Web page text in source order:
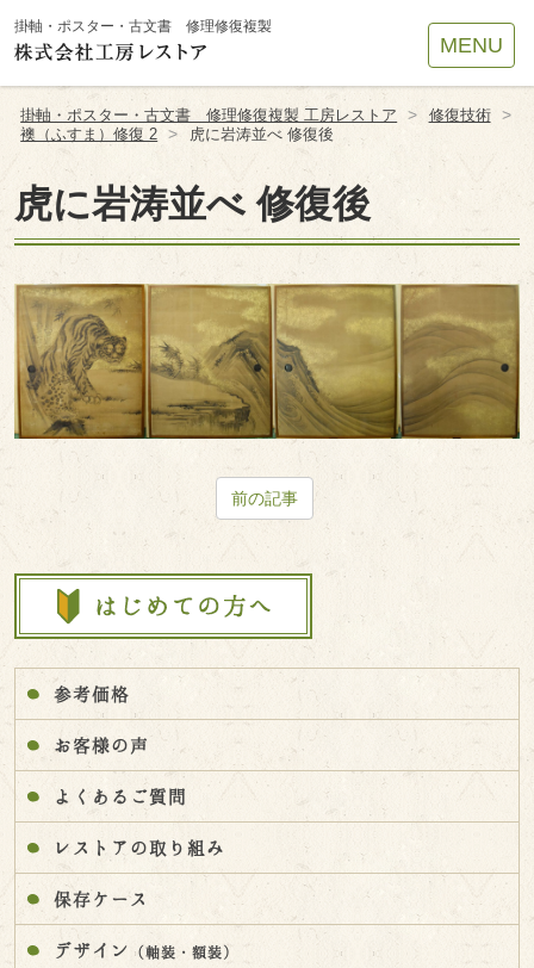
掛軸・ポスター・古文書 修理修復複製
MENU
掛軸・ポスター・古文書 修理修復複製 工房レストア > 修復技術 >
襖（ふすま）修復 2 > 虎に岩涛並べ 修復後
虎に岩涛並べ 修復後
前の記事
参考価格
お客様の声
よくあるご質問
レストアの取り組み
保存ケース
デザイン （軸装・額装）
Site
Footer